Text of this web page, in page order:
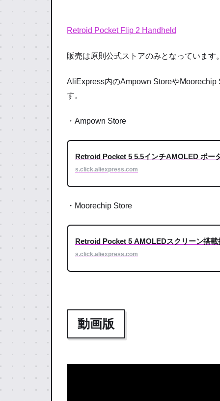
Retroid Pocket Flip 2 Handheld
販売は原則公式ストアのみとなっています
AliExpress内のAmpown Storeや
す。
・Ampown Store
Retroid Pocket 5 5.5インチAMOLED ポー
s.click.aliexpress.com
・Moorechip Store
Retroid Pocket 5 AMOLEDスクリーン搭載
s.click.aliexpress.com
動画版